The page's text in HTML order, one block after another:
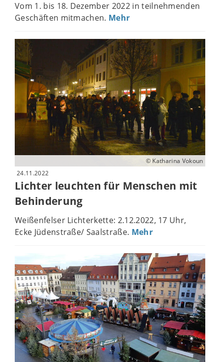
Vom 1. bis 18. Dezember 2022 in teilnehmenden
Geschäften mitmachen. Mehr
© Katharina Vokoun
24.11.2022
Lichter leuchten für Menschen mit
Behinderung
Weißenfelser Lichterkette: 2.12.2022, 17 Uhr,
Ecke Jüdenstraße/ Saalstraße. Mehr